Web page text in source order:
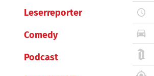
Leserreporter
Comedy
Podcast